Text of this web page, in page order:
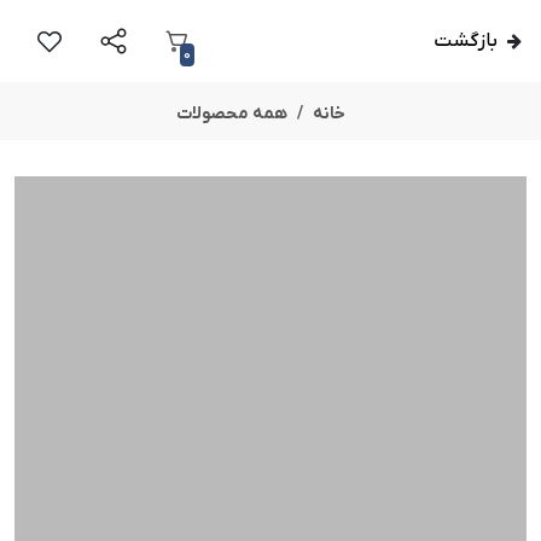
بازگشت
0
خانه همه محصولات